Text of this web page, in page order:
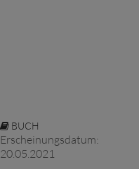
BUCH
Erscheinungsdatum:
20.05.2021